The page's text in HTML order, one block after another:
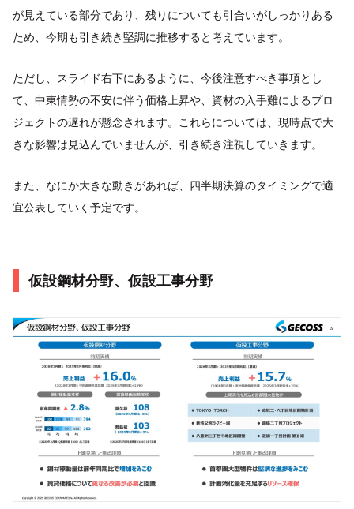
が見えている部分であり、残りについても引合いがしっかりある
ため、今期も引き続き堅調に推移すると考えています。
ただし、スライド右下にあるように、今後注意すべき事項とし
て、中東情勢の不安に伴う価格上昇や、資材の入手難によるプロ
ジェクトの遅れが懸念されます。これらについては、現時点で大
きな影響は見込んでいませんが、引き続き注視していきます。
また、なにか大きな動きがあれば、四半期決算のタイミングで適
宜公表していく予定です。
仮設鋼材分野、仮設工事分野